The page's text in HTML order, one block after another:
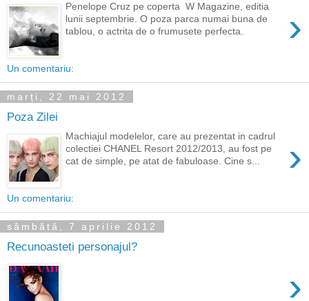
›
Penelope Cruz pe coperta W Magazine, editia
lunii septembrie. O poza parca numai buna de
tablou, o actrita de o frumusete perfecta.
Un comentariu:
marți, 22 mai 2012
Poza Zilei
›
Machiajul modelelor, care au prezentat in cadrul
colectiei CHANEL Resort 2012/2013, au fost pe
cat de simple, pe atat de fabuloase. Cine s...
Un comentariu:
sâmbătă, 7 aprilie 2012
Recunoasteti personajul?
›